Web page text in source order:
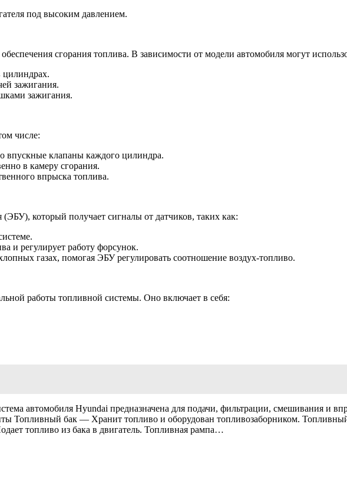
под высоким давлением.
сгорания топлива. В зависимости от модели автомобиля могут
цилиндрах.
зажигания.
зажигания.
числе:
впускные клапаны каждого цилиндра.
в камеру сгорания.
впрыска топлива.
который получает сигналы от датчиков, таких как:
и регулирует работу форсунок.
газах, помогая ЭБУ регулировать соотношение воздух-топливо.
работы топливной системы. Оно включает в себя:
автомобиля Hyundai предназначена для подачи, фильтрации, смешивания и
Топливный бак — Хранит топливо и оборудован топливозаборником.
топливо из бака в двигатель. Топливная рампа…